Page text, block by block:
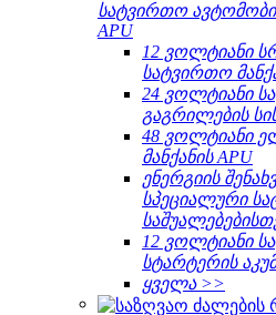
სატვირთო
APU
12 ვოლტიანი
სატვირთო
24 ვოლტიანი
გაგრილების
48 ვოლტიანი
მანქანის APU
ენერგიის
სპეციალური
12 ვოლტიანი
სტარტერის
ყველა >>